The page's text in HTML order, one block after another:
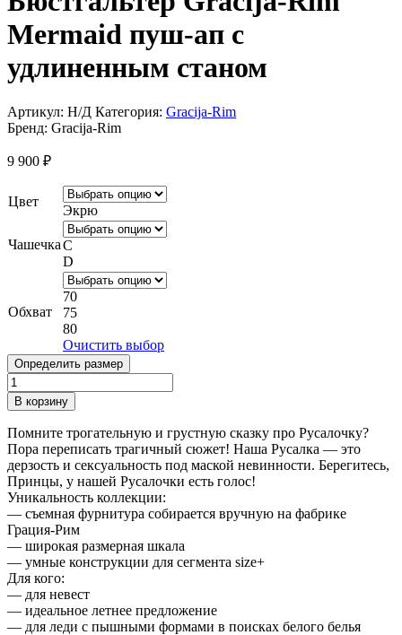
Mermaid пуш-ап с
удлиненным станом
Артикул: Н/Д Категория: Gracija-Rim
Бренд: Gracija-Rim
9 900 ₽
Цвет
Экрю
ЧашечкаC
D
Обхват
70
75
80
Очистить выбор
Определить размер
Количество
товара
Бюстгальтер
Gracija-
Rim
Mermaid
пуш-
ап
удлиненным
станом
В корзину
Помните трогательную и грустную сказку про Русалочку?
Пора переписать трагичный сюжет! Наша Русалка — это
дерзость и сексуальность под маской невинности. Берегитесь,
Принцы, у нашей Русалочки есть голос!
Уникальность коллекции:
— съемная фурнитура собирается вручную на фабрике
Грация-Рим
— широкая размерная шкала
— умные конструкции для сегмента size+
Для кого:
— для невест
— идеальное летнее предложение
— для леди с пышными формами в поисках белого белья